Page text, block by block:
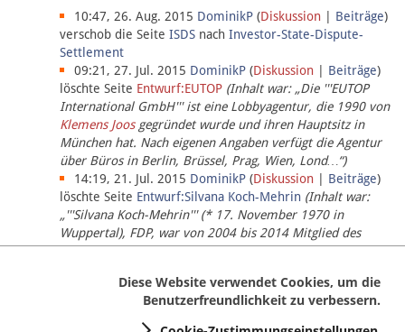
Über Lobbypedia
Impressum
10:47, 26. Aug. 2015 DominikP (Diskussion Beiträge)
verschob die Seite ISDS nach Investor-State-Dispute-
Settlement
09:21, 27. Jul. 2015 DominikP (Diskussion Beiträge)
löschte Seite Entwurf:EUTOP (Inhalt war: „Die '''EUTOP
International GmbH''' ist eine Lobbyagentur, die 1990 von
Klemens Joosgegründet wurde und ihren Hauptsitz in
München hat. Nach eigenen Angaben verfügt die Agentur
über Büros in Berlin, Brüssel, Prag, Wien, Lond…“)
14:19, 21. Jul. 2015 DominikP (Diskussion Beiträge)
löschte Seite Entwurf:Silvana Koch-Mehrin (Inhalt war:
„'''Silvana Koch-Mehrin''' (* 17. November 1970 in
Wuppertal), FDP, war von 2004 bis 2014 Mitglied des
Europäischen Parlaments, seit November 2014 ist sie für
Diese Website verwendet Cookies, um die
Benutzerfreundlichkeit zu verbessern.